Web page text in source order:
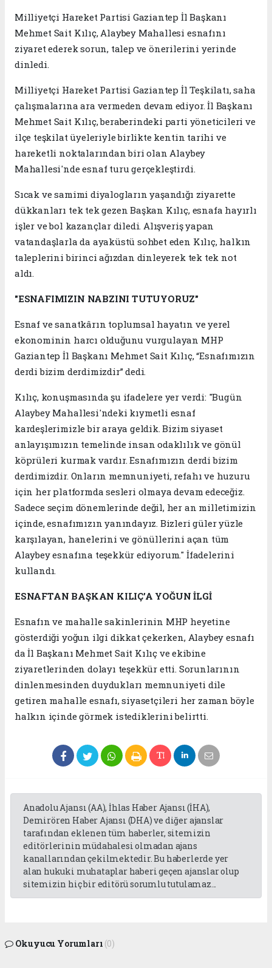
Milliyetçi Hareket Partisi Gaziantep İl Başkanı
Mehmet Sait Kılıç, Alaybey Mahallesi esnafını
ziyaret ederek sorun, talep ve önerilerini yerinde
dinledi.
Milliyetçi Hareket Partisi Gaziantep İl Teşkilatı, saha
çalışmalarına ara vermeden devam ediyor. İl Başkanı
Mehmet Sait Kılıç, beraberindeki parti yöneticileri ve
ilçe teşkilat üyeleriyle birlikte kentin tarihi ve
hareketli noktalarından biri olan Alaybey
Mahallesi'nde esnaf turu gerçekleştirdi.
Sıcak ve samimi diyalogların yaşandığı ziyarette
dükkanları tek tek gezen Başkan Kılıç, esnafa hayırlı
işler ve bol kazançlar diledi. Alışveriş yapan
vatandaşlarla da ayaküstü sohbet eden Kılıç, halkın
taleplerini birinci ağızdan dinleyerek tek tek not
aldı.
"ESNAFIMIZIN NABZINI TUTUYORUZ"
Esnaf ve sanatkârın toplumsal hayatın ve yerel
ekonominin harcı olduğunu vurgulayan MHP
Gaziantep İl Başkanı Mehmet Sait Kılıç, “Esnafımızın
derdi bizim derdimizdir” dedi.
Kılıç, konuşmasında şu ifadelere yer verdi: "Bugün
Alaybey Mahallesi'ndeki kıymetli esnaf
kardeşlerimizle bir araya geldik. Bizim siyaset
anlayışımızın temelinde insan odaklılık ve gönül
köprüleri kurmak vardır. Esnafımızın derdi bizim
derdimizdir. Onların memnuniyeti, refahı ve huzuru
için her platformda sesleri olmaya devam edeceğiz.
Sadece seçim dönemlerinde değil, her an milletimizin
içinde, esnafımızın yanındayız. Bizleri güler yüzle
karşılayan, hanelerini ve gönüllerini açan tüm
Alaybey esnafına teşekkür ediyorum." İfadelerini
kullandı.
ESNAFTAN BAŞKAN KILIÇ’A YOĞUN İLGİ
Esnafın ve mahalle sakinlerinin MHP heyetine
gösterdiği yoğun ilgi dikkat çekerken, Alaybey esnafı
da İl Başkanı Mehmet Sait Kılıç ve ekibine
ziyaretlerinden dolayı teşekkür etti. Sorunlarının
dinlenmesinden duydukları memnuniyeti dile
getiren mahalle esnafı, siyasetçileri her zaman böyle
halkın içinde görmek istediklerini belirtti.
Anadolu Ajansı (AA), İhlas Haber Ajansı (İHA),
Demirören Haber Ajansı (DHA) ve diğer ajanslar
tarafından eklenen tüm haberler, sitemizin
editörlerinin müdahalesi olmadan ajans
kanallarından çekilmektedir. Bu haberlerde yer
alan hukuki muhataplar haberi geçen ajanslar olup
sitemizin hiç bir editörü sorumlu tutulamaz...
Okuyucu Yorumları (0)